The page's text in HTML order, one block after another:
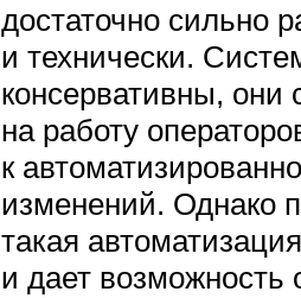
достаточно сильно
и технически.
консервативны,
на работу
к
изменений. Однако
такая
и дает возможность